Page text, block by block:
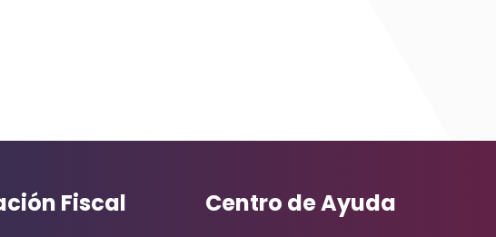
Fiscal Centro de Ayuda